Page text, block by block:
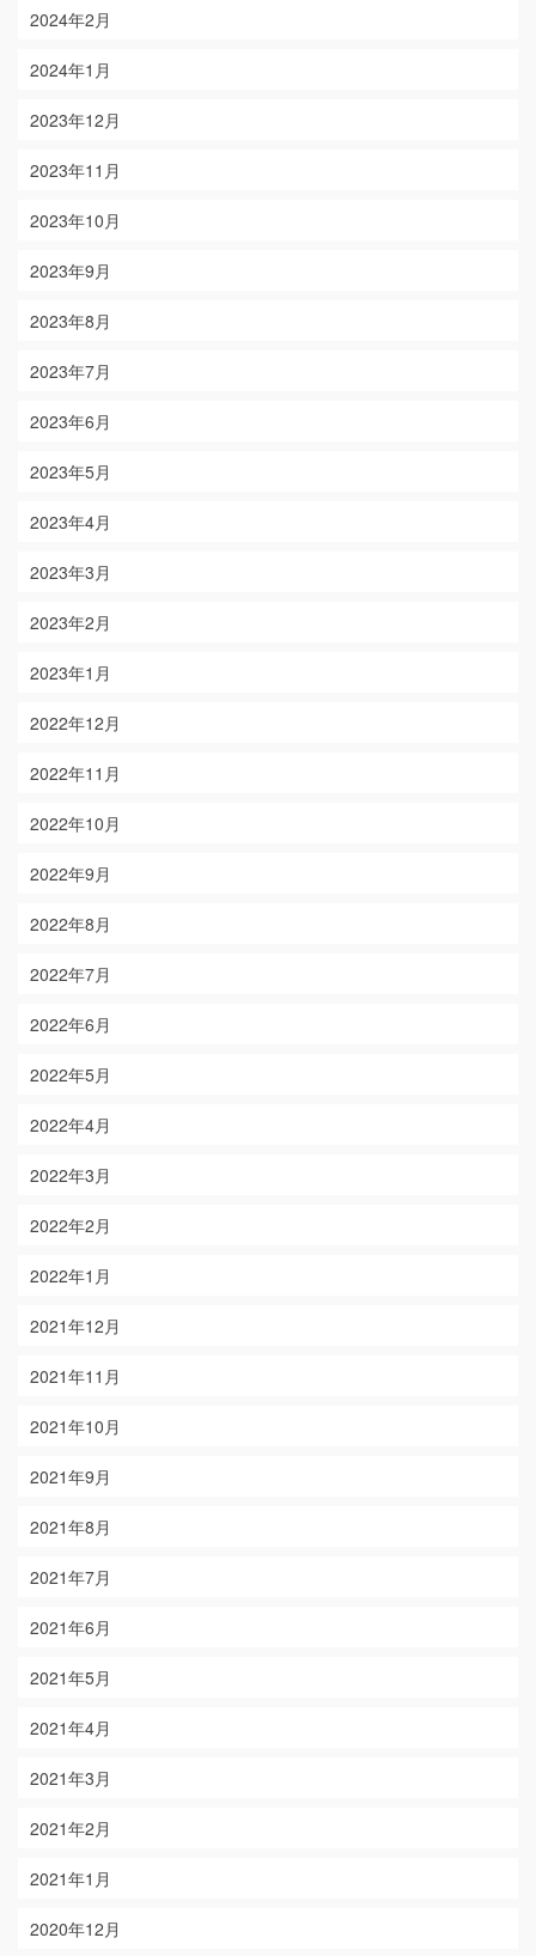
2024年2月
2024年1月
2023年12月
2023年11月
2023年10月
2023年9月
2023年8月
2023年7月
2023年6月
2023年5月
2023年4月
2023年3月
2023年2月
2023年1月
2022年12月
2022年11月
2022年10月
2022年9月
2022年8月
2022年7月
2022年6月
2022年5月
2022年4月
2022年3月
2022年2月
2022年1月
2021年12月
2021年11月
2021年10月
2021年9月
2021年8月
2021年7月
2021年6月
2021年5月
2021年4月
2021年3月
2021年2月
2021年1月
2020年12月